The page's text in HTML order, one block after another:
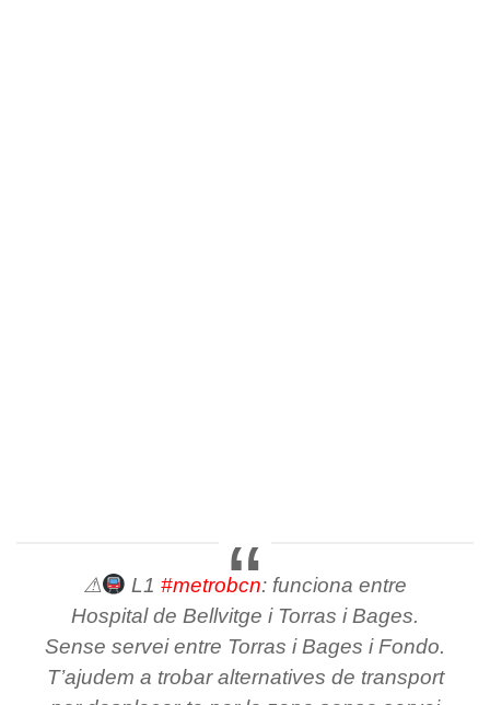
⚠ L1 #metrobcn: funciona entre
Hospital de Bellvitge i Torras i Bages.
Sense servei entre Torras i Bages i Fondo.
T’ajudem a trobar alternatives de transport